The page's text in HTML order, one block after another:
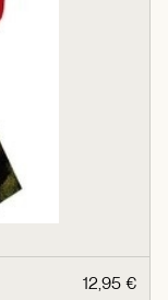
12,95 €